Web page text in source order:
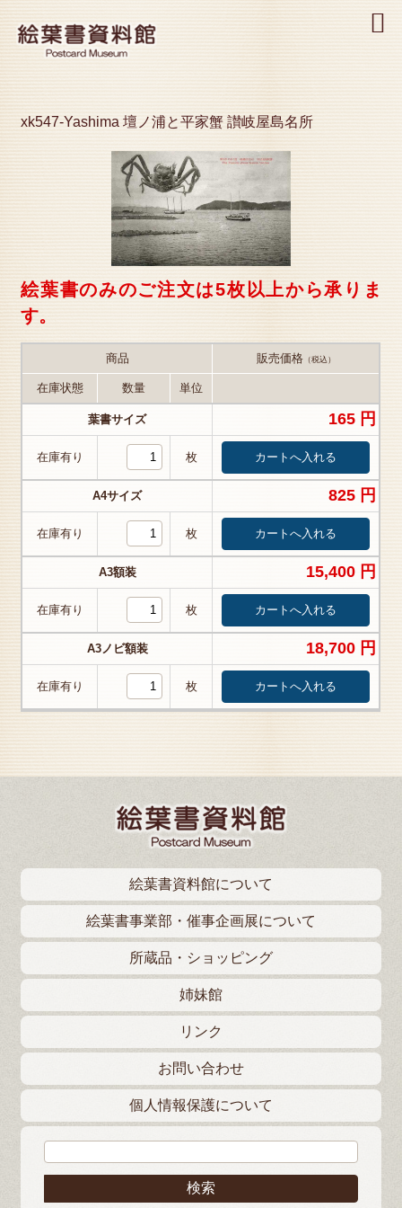
xk547-Yashima 壇ノ浦と平家蟹 讃岐屋島名所
絵葉書のみのご注文は5枚以上から承りま
す。
商品 販売価格（税込）
在庫状態 数量 単位
葉書サイズ 165 円
在庫有り 枚
A4サイズ 825 円
在庫有り 枚
A3額装 15,400 円
在庫有り 枚
A3ノビ額装 18,700 円
在庫有り 枚
絵葉書資料館について
絵葉書事業部・催事企画展について
所蔵品・ショッピング
姉妹館
リンク
お問い合わせ
個人情報保護について